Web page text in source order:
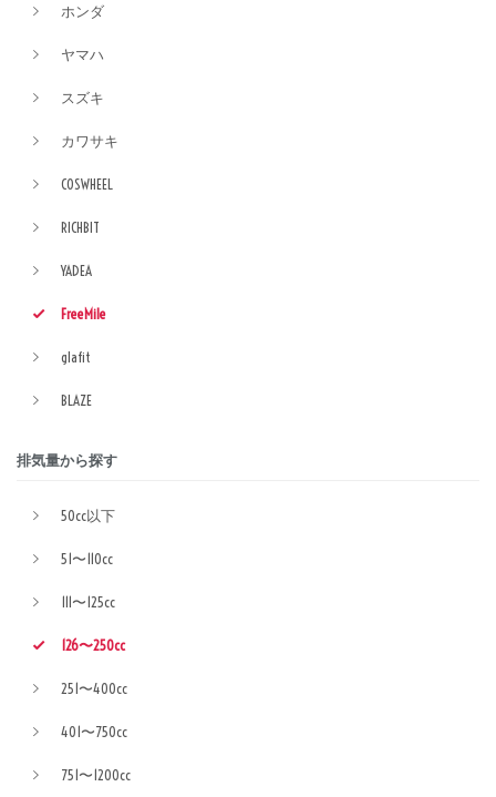
ホンダ
ヤマハ
スズキ
カワサキ
COSWHEEL
RICHBIT
YADEA
FreeMile
glafit
BLAZE
排気量から探す
50cc以下
51〜110cc
111〜125cc
126〜250cc
251〜400cc
401〜750cc
751〜1200cc